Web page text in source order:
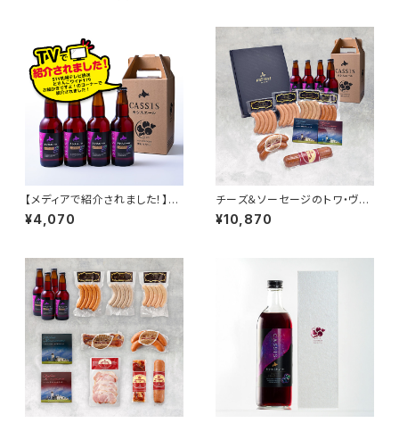
【メディアで紹介されました！】黒
松内カシスエール330ml ４本
セット（箱付き）
¥4,070
チーズ＆ソーセージのトワ・ヴェ
ールギフトセットと「黒松内カシ
スエール 330ml」4本
¥10,870